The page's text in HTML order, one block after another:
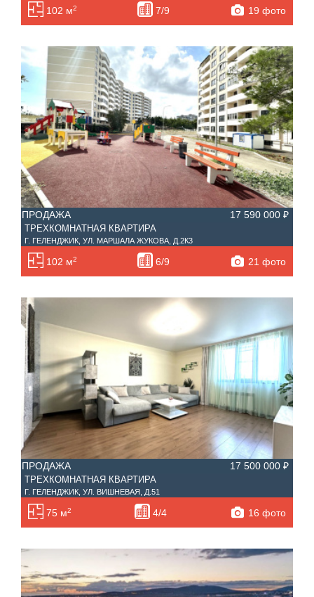
102 м2 7/9 19 фото
ПРОДАЖА 17 590 000 ₽
ТРЕХКОМНАТНАЯ КВАРТИРА
Г. ГЕЛЕНДЖИК, УЛ. МАРШАЛА ЖУКОВА, Д.2К3
102 м2 6/9 21 фото
ПРОДАЖА 17 500 000 ₽
ТРЕХКОМНАТНАЯ КВАРТИРА
Г. ГЕЛЕНДЖИК, УЛ. ВИШНЕВАЯ, Д.51
75 м2 4/4 16 фото